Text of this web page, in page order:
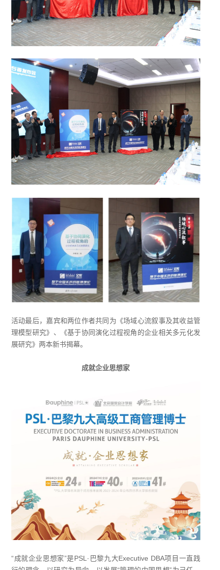
活动最后，嘉宾和两位作者共同为《场域心流叙事及其收益管
理模型研究》、《基于协同演化过程视角的企业相关多元化发
展研究》两本新书揭幕。
成就企业思想家
“成就企业思想家”是PSL·巴黎九大Executive DBA项目一直践